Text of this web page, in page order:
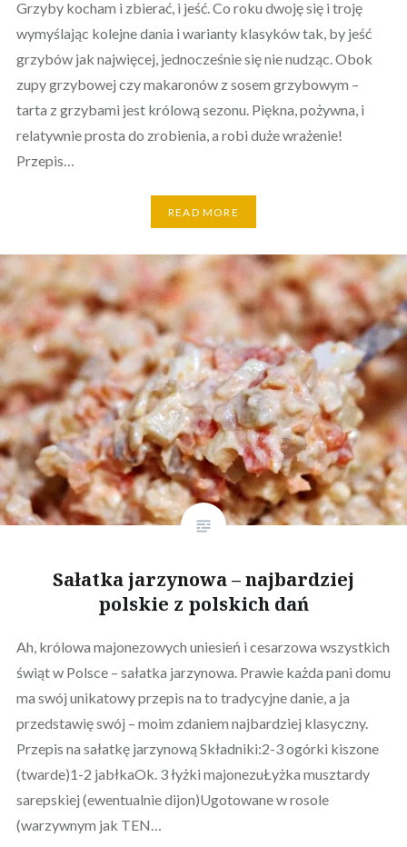
Grzyby kocham i zbierać, i jeść. Co roku dwoję się i troję
wymyślając kolejne dania i warianty klasyków tak, by jeść
grzybów jak najwięcej, jednocześnie się nie nudząc. Obok
zupy grzybowej czy makaronów z sosem grzybowym –
tarta z grzybami jest królową sezonu. Piękna, pożywna, i
relatywnie prosta do zrobienia, a robi duże wrażenie!
Przepis…
READ MORE
Sałatka jarzynowa – najbardziej
polskie z polskich dań
Ah, królowa majonezowych uniesień i cesarzowa wszystkich
świąt w Polsce – sałatka jarzynowa. Prawie każda pani domu
ma swój unikatowy przepis na to tradycyjne danie, a ja
przedstawię swój – moim zdaniem najbardziej klasyczny.
Przepis na sałatkę jarzynową Składniki:2-3 ogórki kiszone
(twarde)1-2 jabłkaOk. 3 łyżki majonezuŁyżka musztardy
sarepskiej (ewentualnie dijon)Ugotowane w rosole
(warzywnym jak TEN…